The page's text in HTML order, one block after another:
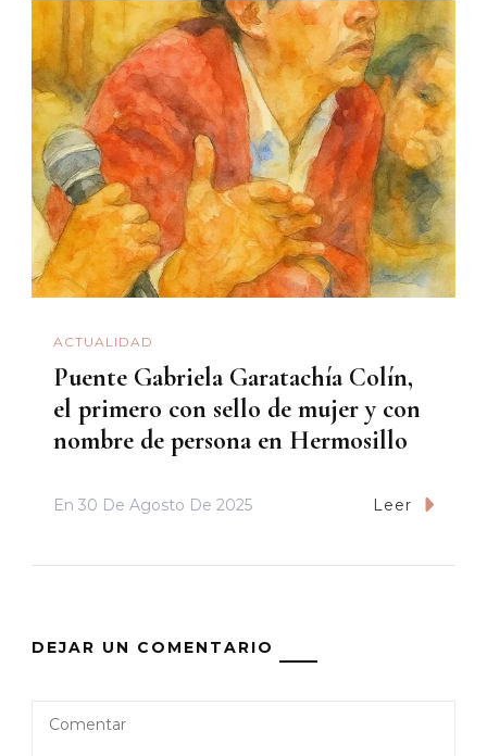
ACTUALIDAD
Puente Gabriela Garatachía Colín,
el primero con sello de mujer y con
nombre de persona en Hermosillo
En 30 De Agosto De 2025 Leer
DEJAR UN COMENTARIO